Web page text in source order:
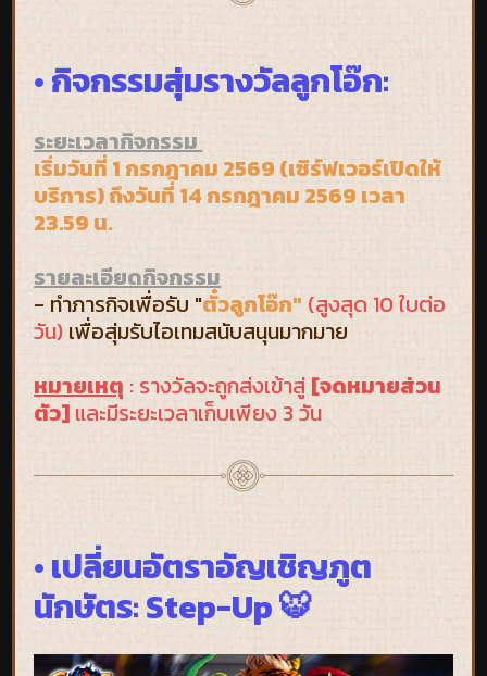
• กิจกรรมสุ่มรางวัลลูกโอ๊ก:
ระยะเวลากิจกรรม
เริ่มวันที่ 1 กรกฎาคม 2569 (เซิร์ฟเวอร์เปิดให้
บริการ) ถึงวันที่ 14 กรกฎาคม 2569 เวลา
23.59 น.
รายละเอียดกิจกรรม
- ทำภารกิจเพื่อรับ "ตั๋วลูกโอ๊ก" (สูงสุด 10 ใบต่อ
วัน) เพื่อสุ่มรับไอเทมสนับสนุนมากมาย
หมายเหตุ : รางวัลจะถูกส่งเข้าสู่ [จดหมายส่วน
ตัว] และมีระยะเวลาเก็บเพียง 3 วัน
• เปลี่ยนอัตราอัญเชิญภูต
นักษัตร: Step-Up 🐯